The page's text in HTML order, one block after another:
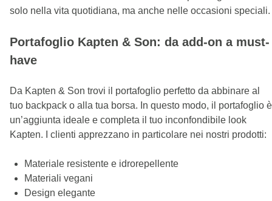
solo nella vita quotidiana, ma anche nelle occasioni speciali.
Portafoglio Kapten & Son: da add-on a must-
have
Da Kapten & Son trovi il portafoglio perfetto da abbinare al
tuo backpack o alla tua borsa. In questo modo, il portafoglio è
un’aggiunta ideale e completa il tuo inconfondibile look
Kapten. I clienti apprezzano in particolare nei nostri prodotti:
Materiale resistente e idrorepellente
Materiali vegani
Design elegante